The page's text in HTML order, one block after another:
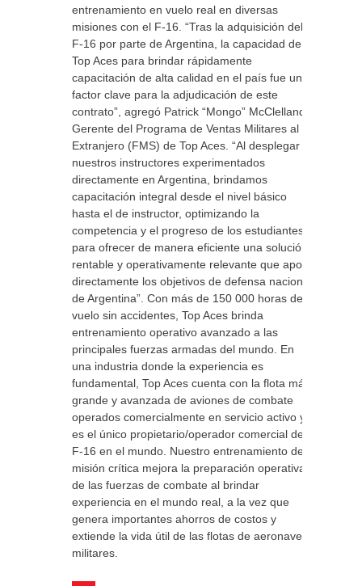
entrenamiento en vuelo real en diversas
misiones con el F-16. “Tras la adquisición del
F-16 por parte de Argentina, la capacidad de
Top Aces para brindar rápidamente
capacitación de alta calidad en el país fue un
factor clave para la adjudicación de este
contrato”, agregó Patrick “Mongo” McClelland,
Gerente del Programa de Ventas Militares al
Extranjero (FMS) de Top Aces. “Al desplegar a
nuestros instructores experimentados
directamente en Argentina, brindamos
capacitación integral desde el nivel básico
hasta el de instructor, optimizando la
competencia y el progreso de los estudiantes
para ofrecer de manera eficiente una solución
rentable y operativamente relevante que apoya
directamente los objetivos de defensa nacional
de Argentina”. Con más de 150 000 horas de
vuelo sin accidentes, Top Aces brinda
entrenamiento operativo avanzado a las
principales fuerzas armadas del mundo. En
una industria donde la experiencia es
fundamental, Top Aces cuenta con la flota más
grande y avanzada de aviones de combate
operados comercialmente en servicio activo y
es el único propietario/operador comercial del
F-16 en el mundo. Nuestro entrenamiento de
misión crítica mejora la preparación operativa
de las fuerzas de combate al brindar
experiencia en el mundo real, a la vez que
genera importantes ahorros de costos y
extiende la vida útil de las flotas de aeronaves
militares.